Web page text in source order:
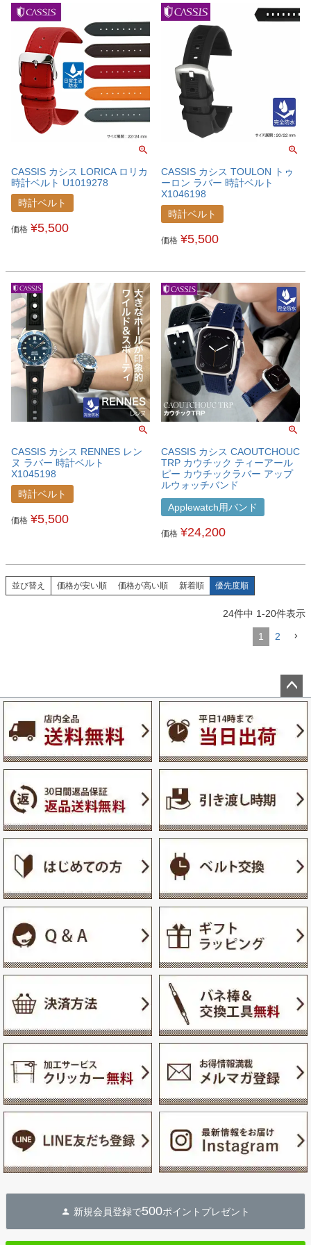
CASSIS カシス LORICA ロリカ
時計ベルト U1019278
時計ベルト
価格 ¥5,500
CASSIS カシス TOULON トゥ
ーロン ラバー 時計ベルト
X1046198
時計ベルト
価格 ¥5,500
CASSIS カシス RENNES レン
ヌ ラバー 時計ベルト
X1045198
時計ベルト
価格 ¥5,500
CASSIS カシス CAOUTCHOUC
TRP カウチック ティーアール
ピー カウチックラバー アップ
ルウォッチバンド
U0042001APO
Applewatch用バンド
価格 ¥24,200
並び替え 価格が安い順 価格が高い順 新着順 優先度順
24件中 1-20件表示
1 2
ペー
ップ
新規会員登録で500ポイントプレゼント